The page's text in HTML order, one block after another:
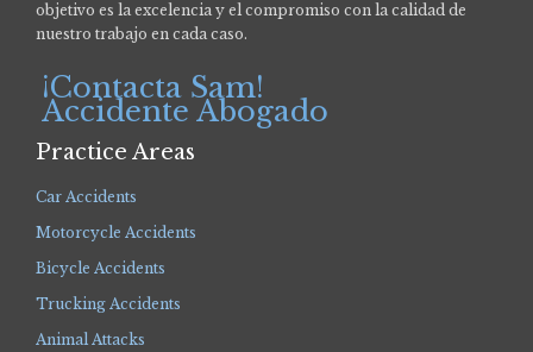
objetivo es la excelencia y el compromiso con la calidad de
nuestro trabajo en cada caso.
¡Contacta Sam!
Accidente Abogado
Practice Areas
Car Accidents
Motorcycle Accidents
Bicycle Accidents
Trucking Accidents
Animal Attacks